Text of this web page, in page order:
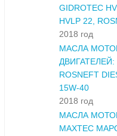
GIDROTEC
HVLP 22,
2018 год
МАСЛА
ДВИГАТЕЛЕЙ:
ROSNEFT
15W-40
2018 год
МАСЛА
MAXTEC